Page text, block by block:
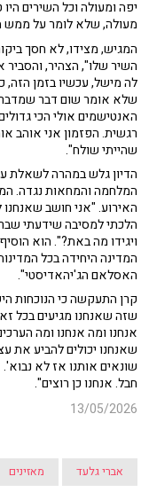
יפה ומעולה וכל השירים
מעולה, שלא לומר על
המגיש, מצידו, לא חסך
השיר שלו", הצהיר,
לה מישל, עכשיו בזמן הזה,
שלא אומר שום דבר
האנטישמים אולי הכי
רגשית. הפזמון אני אוהב
שהייתי שולח".
הדיון גלש במהרה
המלחמה והמחאות נגדה.
האירוע. "אני חושב
הלכתי למסיבה שידעתי
ויגידו מה באת?". הוא
המדינה היחידה בכל
האסלאם הג'יהאדיסטי".
קרן התעקשה כי הנוכחות
שזה שאנחנו מגיעים בכל
אנחנו ומה אנחנו ומה
שאנחנו יכולים להביע את
שונאים אותנו אז לא
חבל. אנחנו כן רוצים".
13/05/2026
אברי גלעד מאזינים